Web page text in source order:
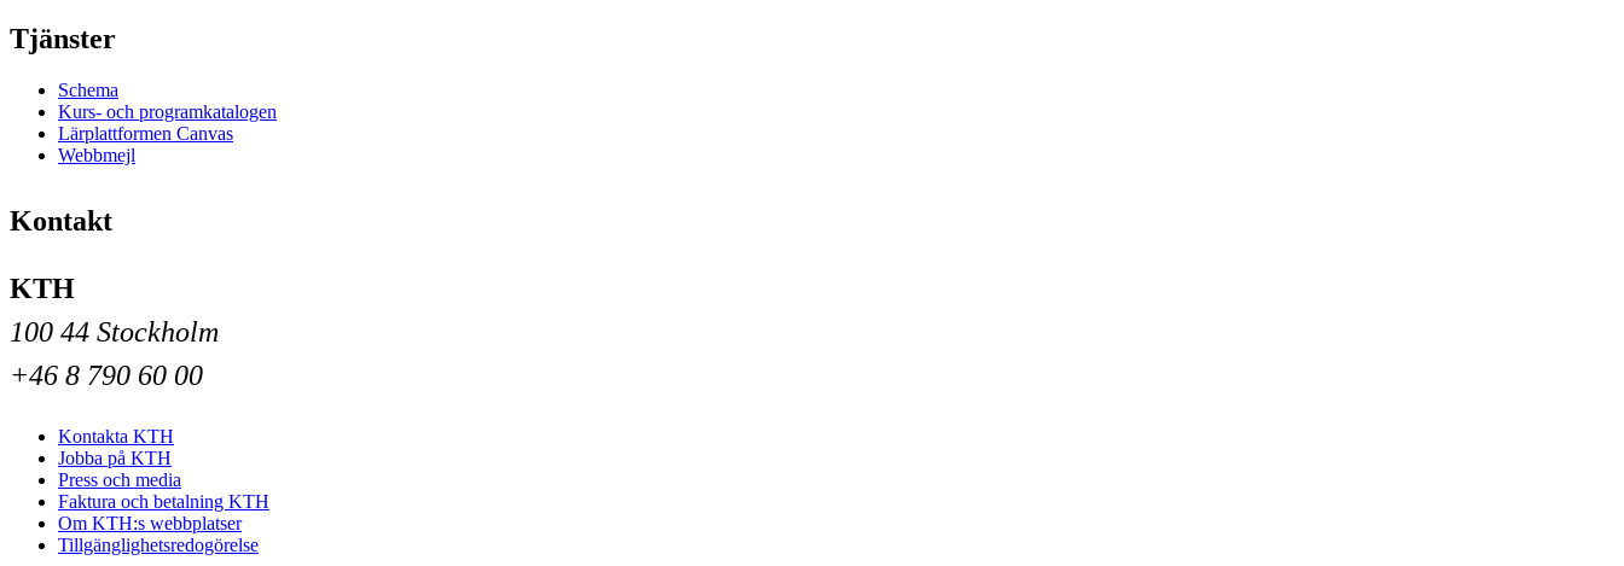
Tjänster
Schema
Kurs- och programkatalogen
Lärplattformen Canvas
Webbmejl
Kontakt
KTH
100 44 Stockholm
+46 8 790 60 00
Kontakta KTH
Jobba på KTH
Press och media
Faktura och betalning KTH
Om KTH:s webbplatser
Tillgänglighetsredogörelse